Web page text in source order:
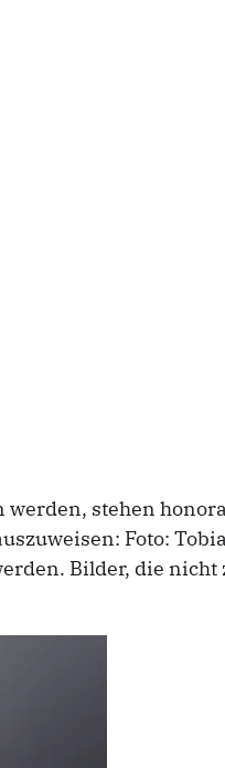
werden, stehen
Foto:
Bilder, die